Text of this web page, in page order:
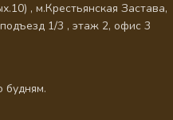
, м.Крестьянская Застава,
1/3 , этаж 2, офис 3